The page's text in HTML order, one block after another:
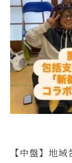
【中盤】地